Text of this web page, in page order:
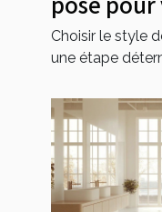
Choisir le style
une étape